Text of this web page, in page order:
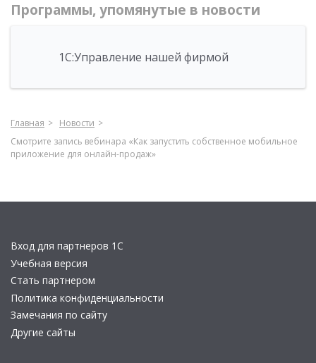
Программы, упомянутые в новости
1С:Управление нашей фирмой
Главная
Новости
Смотрите запись вебинара «Как запустить собственное мобильное
приложение для онлайн-продаж»
Вход для партнеров 1С
Учебная версия
Стать партнером
Политика конфиденциальности
Замечания по сайту
Другие сайты